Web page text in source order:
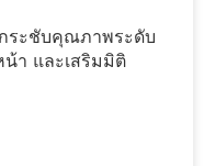
ระชับคุณภาพระดับ
า และเสริมมิติ